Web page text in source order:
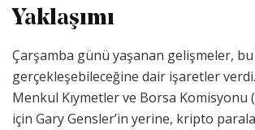
Yaklaşımı
Çarşamba günü yaşanan gelişmeler,
gerçekleşebileceğine dair işaretler
Menkul Kıymetler ve Borsa Komisyonu
için Gary Gensler’in yerine, kripto